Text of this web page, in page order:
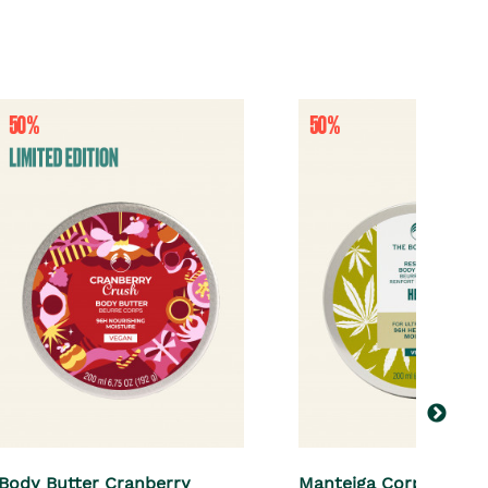
Body Butter Cranberry Manteiga Corporal